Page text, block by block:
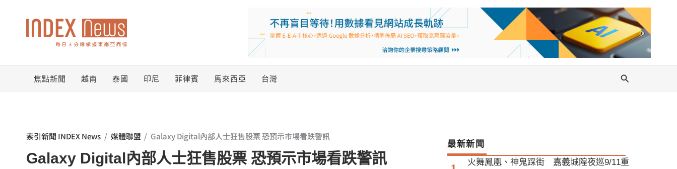
焦點新聞 越南 泰國 印尼 菲律賓 馬來西亞 台灣
搜
索引新聞 INDEX News / 媒體聯盟 / Galaxy Digital內部人士狂售股票 恐預示市場看跌警訊
Galaxy Digital內部人士狂售股票 恐預示市場看跌警訊
最新新聞
火舞鳳凰、神鬼踩街 嘉義城隍夜巡9/11重